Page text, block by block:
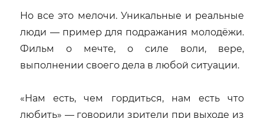
Но все это мелочи. Уникальные и реальные
люди — пример для подражания молодёжи.
Фильм о мечте, о силе воли, вере,
выполнении своего дела в любой ситуации.
«Нам есть, чем гордиться, нам есть что
любить» — говорили зрители при выходе из